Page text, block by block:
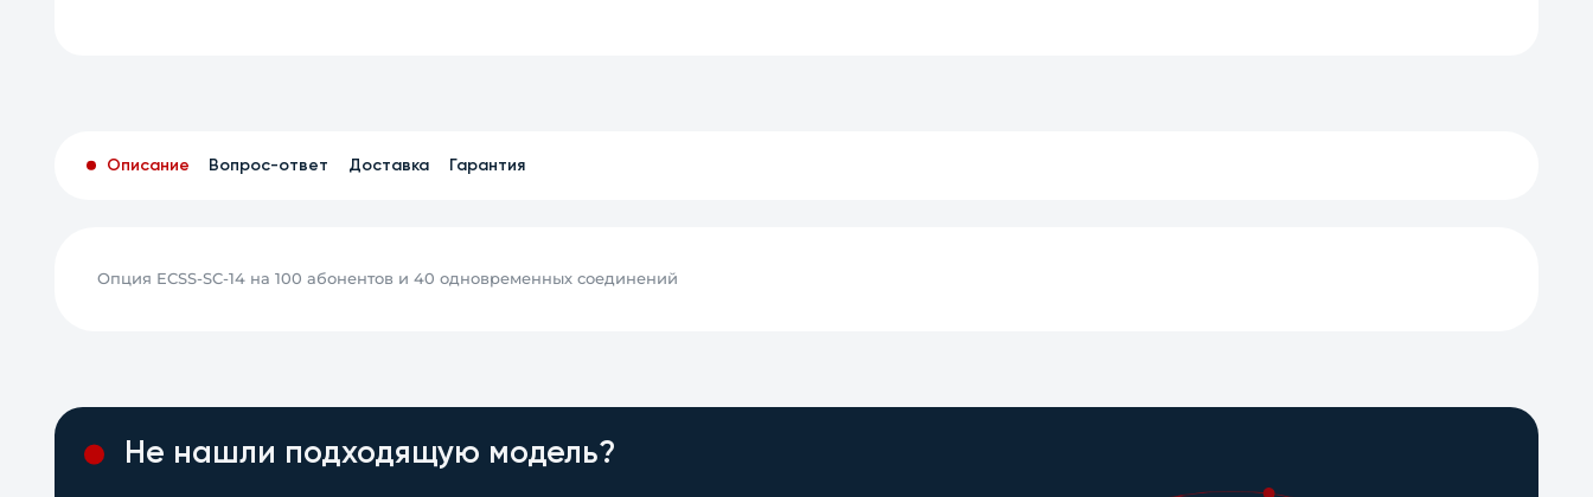
Описание Вопрос-ответ Доставка Гарантия
Опция ECSS-SC-14 на 100 абонентов и 40 одновременных соединений
Не нашли подходящую модель?